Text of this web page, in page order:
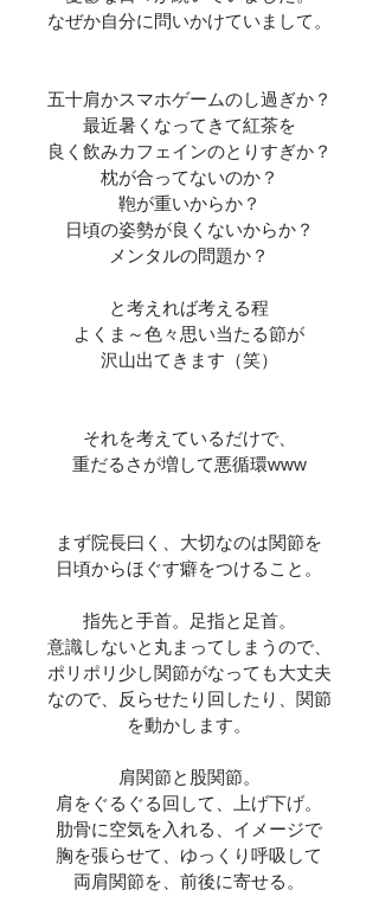
なぜか自分に問いかけていまして。
五十肩かスマホゲームのし過ぎか？
最近暑くなってきて紅茶を
良く飲みカフェインのとりすぎか？
枕が合ってないのか？
鞄が重いからか？
日頃の姿勢が良くないからか？
メンタルの問題か？
と考えれば考える程
よくま～色々思い当たる節が
沢山出てきます（笑）
それを考えているだけで、
重だるさが増して悪循環www
まず院長曰く、大切なのは関節を
日頃からほぐす癖をつけること。
指先と手首。足指と足首。
意識しないと丸まってしまうので、
ポリポリ少し関節がなっても大丈夫
なので、反らせたり回したり、関節
を動かします。
肩関節と股関節。
肩をぐるぐる回して、上げ下げ。
肋骨に空気を入れる、イメージで
胸を張らせて、ゆっくり呼吸して
両肩関節を、前後に寄せる。